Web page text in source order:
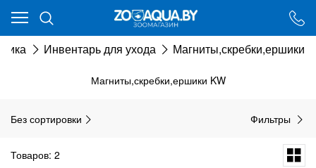
Инвентарь для ухода Магниты,скребки,ершики
Магниты,скребки,ершики KW
Без сортировки Фильтры
Товаров: 2
Ваш город - Минск,
ДА НЕТ